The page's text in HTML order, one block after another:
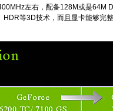
左右，配备128M或是64M
等3D技术，而且显卡能够完